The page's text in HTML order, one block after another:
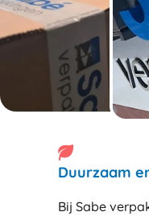
Duurzaam
Bij Sabe